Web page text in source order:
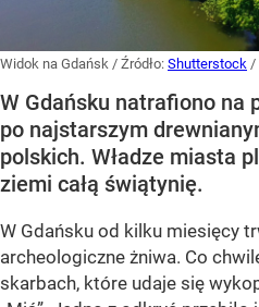
Widok na Gdańsk / Źródło: Shutterstock /
W Gdańsku natrafiono na
po najstarszym
polskich. Władze miasta
ziemi całą świątynię.
W Gdańsku od kilku miesięcy
archeologiczne żniwa. Co
skarbach, które udaje się